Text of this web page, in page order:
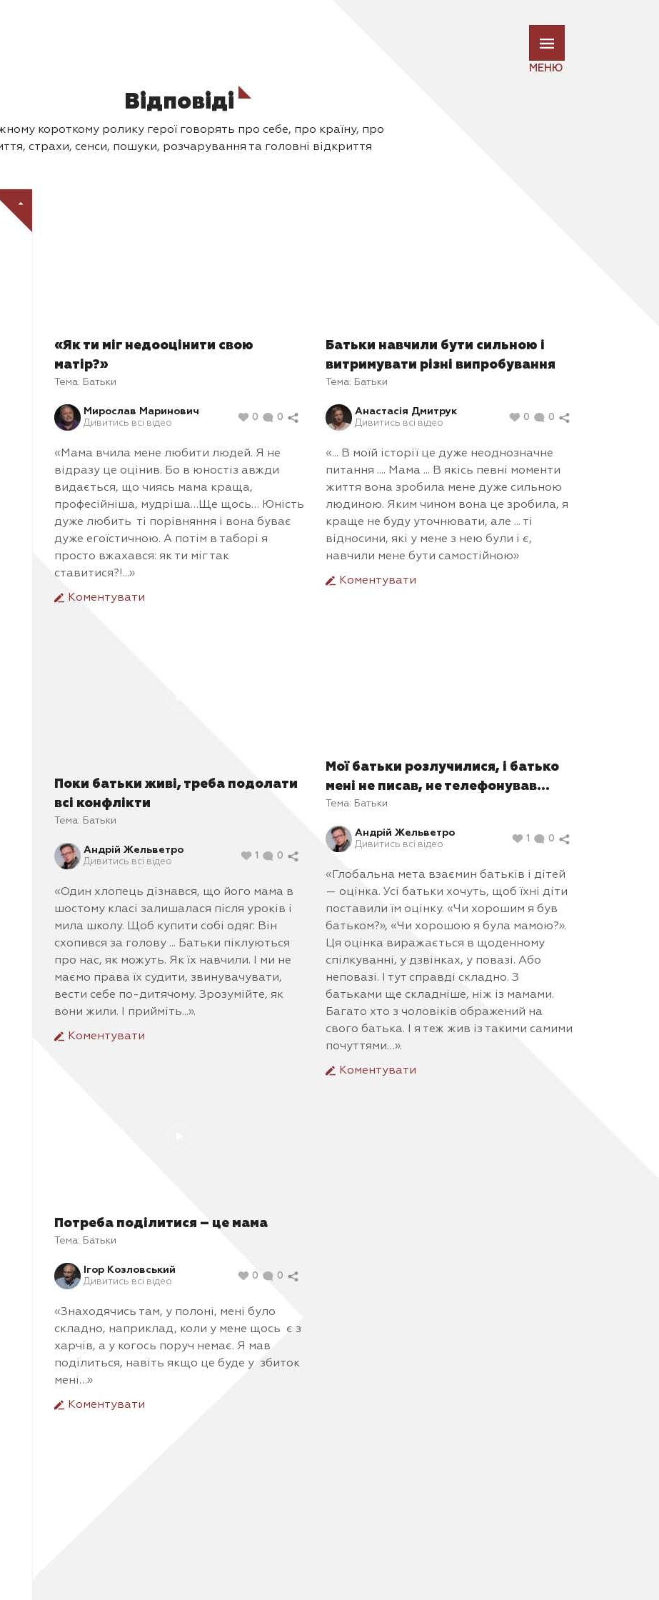
МЕНЮ
Відповіді
короткому ролику герої говорять про себе, про країну, про
страхи, сенси, пошуки, розчарування та головні відкриття
«Як ти міг недооцінити свою
матір?»
Тема: Батьки
Мирослав Маринович
Дивитись всі відео
0 0
«Мама вчила мене любити людей. Я не
відразу це оцінив. Бо в юностіз авжди
видається, що чиясь мама краща,
професійніша, мудріша…Ще щось… Юність
дуже любить ті порівняння і вона буває
дуже егоїстичною. А потім в таборі я
просто вжахався: як ти міг так
ставитися?!...»
Коментувати
Батьки навчили бути сильною і
витримувати різні випробування
Тема: Батьки
Анастасія Дмитрук
Дивитись всі відео
0 0
«... В моїй історії це дуже неоднозначне
питання .... Мама ... В якісь певні моменти
життя вона зробила мене дуже сильною
людиною. Яким чином вона це зробила, я
краще не буду уточнювати, але ... ті
відносини, які у мене з нею були і є,
навчили мене бути самостійною»
Коментувати
Мої батьки розлучилися, і батько
мені не писав, не телефонував...
Тема: Батьки
Андрій Жельветро
Дивитись всі відео
1 0
«Глобальна мета взаємин батьків і дітей
— оцінка. Усі батьки хочуть, щоб їхні діти
поставили їм оцінку. «Чи хорошим я був
батьком?», «Чи хорошою я була мамою?».
Ця оцінка виражається в щоденному
спілкуванні, у дзвінках, у повазі. Або
неповазі. І тут справді складно. З
батьками ще складніше, ніж із мамами.
Багато хто з чоловіків ображений на
свого батька. І я теж жив із такими самими
почуттями…».
Коментувати
Поки батьки живі, треба подолати
всі конфлікти
Тема: Батьки
Андрій Жельветро
Дивитись всі відео
1 0
«Один хлопець дізнався, що його мама в
шостому класі залишалася після уроків і
мила школу. Щоб купити собі одяг. Він
схопився за голову ... Батьки піклуються
про нас, як можуть. Як їх навчили. І ми не
маємо права їх судити, звинувачувати,
вести себе по-дитячому. Зрозумійте, як
вони жили. І прийміть...».
Коментувати
Потреба поділитися – це мама
Тема: Батьки
Ігор Козловський
Дивитись всі відео
0 0
«Знаходячись там, у полоні, мені було
складно, наприклад, коли у мене щось є з
харчів, а у когось поруч немає. Я мав
поділиться, навіть якщо це буде у збиток
мені…»
Коментувати